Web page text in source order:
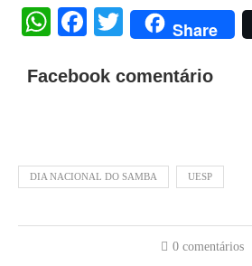
WhatsApp
Facebook
Twitter
Share
Facebook comentário
DIA NACIONAL DO SAMBA UESP
0 comentários